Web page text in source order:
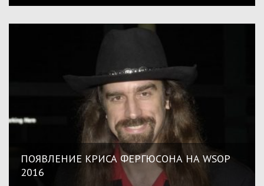
ПОЯВЛЕНИЕ КРИСА ФЕРГЮСОНА НА WSOP
2016